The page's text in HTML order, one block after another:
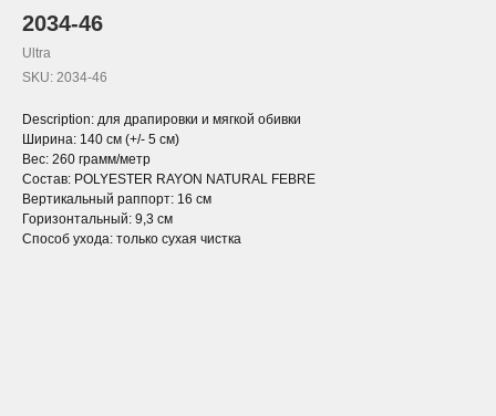
2034-46
Ultra
SKU: 2034-46
Description: для драпировки и мягкой обивки
Ширина: 140 см (+/- 5 см)
Вес: 260 грамм/метр
Состав: POLYESTER RAYON NATURAL FEBRE
Вертикальный раппорт: 16 см
Горизонтальный: 9,3 см
Способ ухода: только сухая чистка